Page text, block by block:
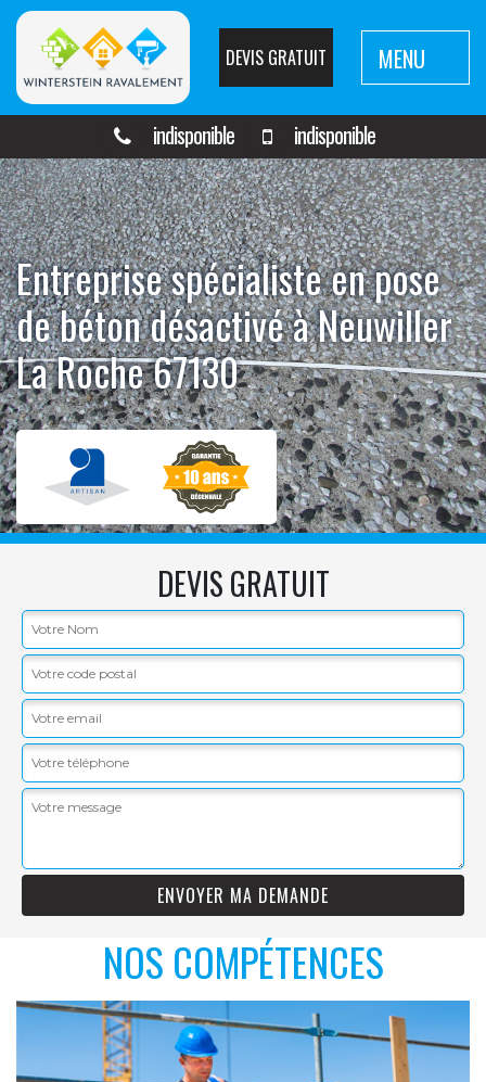
DEVIS GRATUIT MENU
indisponible indisponible
Entreprise spécialiste en pose
de béton désactivé à Neuwiller
La Roche 67130
DEVIS GRATUIT
NOS COMPÉTENCES